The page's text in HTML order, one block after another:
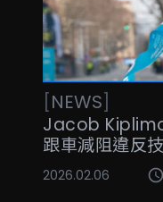
[NEWS]
Jacob
跟車減阻違反
2026.02.06